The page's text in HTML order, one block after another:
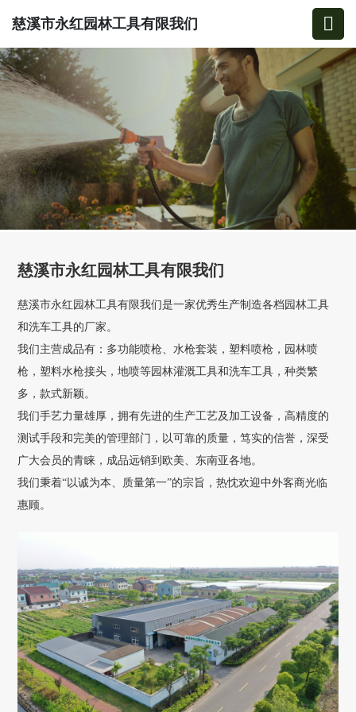
慈溪市永红园林工具有限我们
慈溪市永红园林工具有限我们
慈溪市永红园林工具有限我们是一家优秀生产制造各档园林工具
和洗车工具的厂家。
我们主营成品有：多功能喷枪、水枪套装，塑料喷枪，园林喷
枪，塑料水枪接头，地喷等园林灌溉工具和洗车工具，种类繁
多，款式新颖。
我们手艺力量雄厚，拥有先进的生产工艺及加工设备，高精度的
测试手段和完美的管理部门，以可靠的质量，笃实的信誉，深受
广大会员的青睐，成品远销到欧美、东南亚各地。
我们秉着“以诚为本、质量第一”的宗旨，热忱欢迎中外客商光临
惠顾。